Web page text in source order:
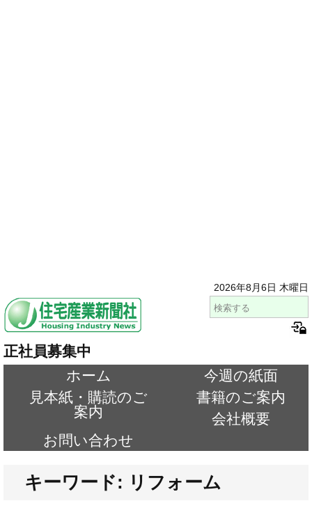
2026年8月6日 木曜日
正社員募集中
ホーム
今週の紙面
見本紙・購読のご
案内
書籍のご案内
会社概要
お問い合わせ
キーワード: リフォーム